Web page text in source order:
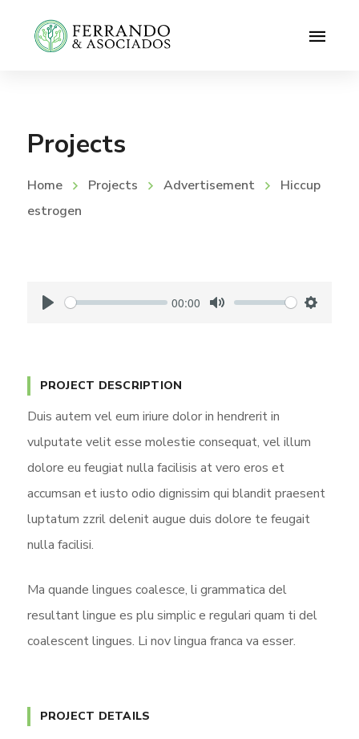
Projects
Home Projects Advertisement
Hiccup
estrogen
y
00:00
PROJECT DESCRIPTION
Duis autem vel eum iriure dolor in hendrerit in
vulputate velit esse molestie consequat, vel illum
dolore eu feugiat nulla facilisis at vero eros et
accumsan et iusto odio dignissim qui blandit praesent
luptatum zzril delenit augue duis dolore te feugait
nulla facilisi.
Ma quande lingues coalesce, li grammatica del
resultant lingue es plu simplic e regulari quam ti del
coalescent lingues. Li nov lingua franca va esser.
PROJECT DETAILS